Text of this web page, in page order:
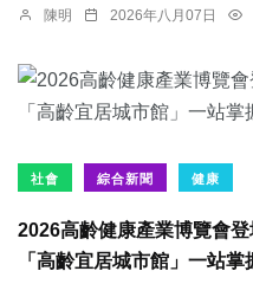
陳明 2026年八月07日
社會 綜合新聞 健康
2026高齡健康產業博覽會
「高齡宜居城市館」一站